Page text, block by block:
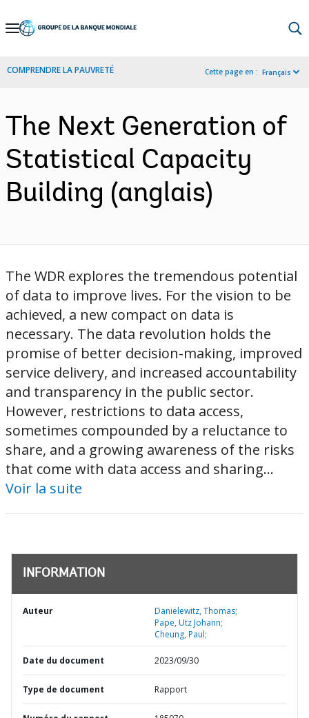
Skip
Navigation
COMPRENDRE LA PAUVRETÉ Cette page en : Français
The Next Generation of
Statistical Capacity
Building (anglais)
The WDR explores the tremendous potential
of data to improve lives. For the vision to be
achieved, a new compact on data is
necessary. The data revolution holds the
promise of better decision-making, improved
service delivery, and increased accountability
and transparency in the public sector.
However, restrictions to data access,
sometimes compounded by a reluctance to
share, and a growing awareness of the risks
that come with data access and sharing...
Voir la suite
INFORMATION
Auteur
Danielewitz, Thomas;
Pape, Utz Johann;
Cheung, Paul;
Date du document 2023/09/30
Type de document Rapport